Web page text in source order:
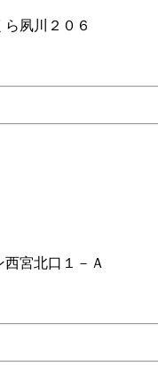
夙川２０６
宮北口１－Ａ